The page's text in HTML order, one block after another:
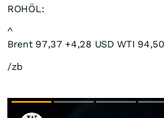
ROHÖL:
^
Brent 97,37 +4,28 USD WTI
/zb